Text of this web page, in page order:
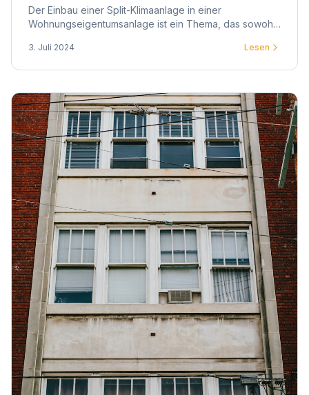
Der Einbau einer Split-Klimaanlage in einer
Wohnungseigentumsanlage ist ein Thema, das sowohl
3. Juli 2024 Lesen